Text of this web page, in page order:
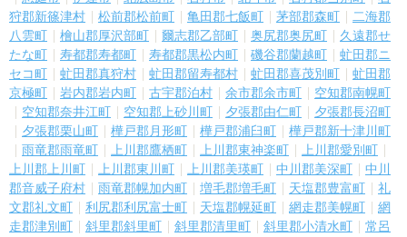
狩郡新篠津村
松前郡松前町 亀田郡七飯町 茅部郡森町
二海郡
八雲町
檜山郡厚沢部町 爾志郡乙部町 奥尻郡奥尻町
久遠郡せ
たな町
寿都郡寿都町 寿都郡黒松内町 磯谷郡蘭越町
虻田郡ニ
セコ町
虻田郡真狩村 虻田郡留寿都村 虻田郡喜茂別町
虻田郡
京極町
岩内郡岩内町 古宇郡泊村 余市郡余市町
空知郡南幌町
空知郡奈井江町
空知郡上砂川町 夕張郡由仁町
夕張郡長沼町
夕張郡栗山町
樺戸郡月形町 樺戸郡浦臼町
樺戸郡新十津川町
雨竜郡雨竜町
上川郡鷹栖町 上川郡東神楽町
上川郡愛別町
上川郡上川町
上川郡東川町 上川郡美瑛町 中川郡美深町
中川
郡音威子府村
雨竜郡幌加内町 増毛郡増毛町 天塩郡豊富町
礼
文郡礼文町
利尻郡利尻富士町 天塩郡幌延町 網走郡美幌町
網
走郡津別町
斜里郡斜里町 斜里郡清里町 斜里郡小清水町
常呂